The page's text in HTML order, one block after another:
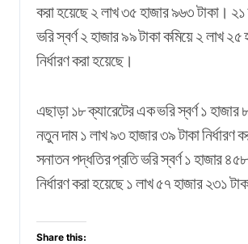
করা হয়েছে ২ লাখ ৩৫ হাজার ৯৬৩ টাকা।
ভরি স্বর্ণ ২ হাজার ৯৯ টাকা কমিয়ে ২ লাখ ২৫
নির্ধারণ করা হয়েছে।
এছাড়া ১৮ ক্যারেটের এক ভরি স্বর্ণ ১ হাজার
নতুন দাম ১ লাখ ৯৩ হাজার ৩৯ টাকা
সনাতন পদ্ধতির প্রতি ভরি স্বর্ণ ১ হাজার ৪৫৮
নির্ধারণ করা হয়েছে ১ লাখ ৫৭ হাজার ২৩১
Share this: